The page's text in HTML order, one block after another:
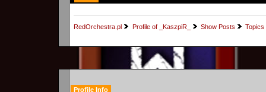
RedOrchestra.pl Profile of _KaszpiR_ Show Posts Topics
Profile Info